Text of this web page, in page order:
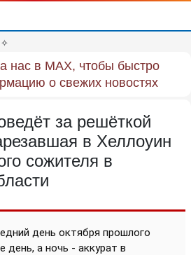
✧
нас в MAX, чтобы быстро
о свежих новостях
за решёткой
в Хеллоуин
сожителя в
день октября прошлого
день, а ночь - аккурат в